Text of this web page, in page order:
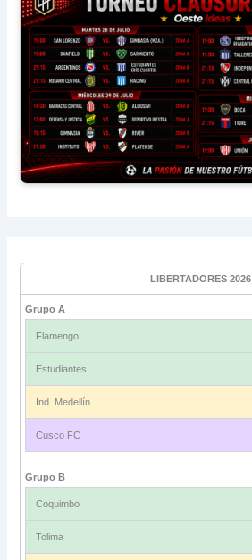
LIBERTADORES 2026
Grupo A
Flamengo
Estudiantes
Ind. Medellín
Cusco FC
Grupo B
Coquimbo
Tolima